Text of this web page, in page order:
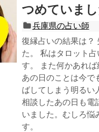
つめていま
兵庫県の占い師
復縁占いの結果は？
た。 私はタロット
す。 また何かあれ
あの日のことは今で
ばしてしまう明るい
相談したあの日も電
いました。むしろ悩
す。